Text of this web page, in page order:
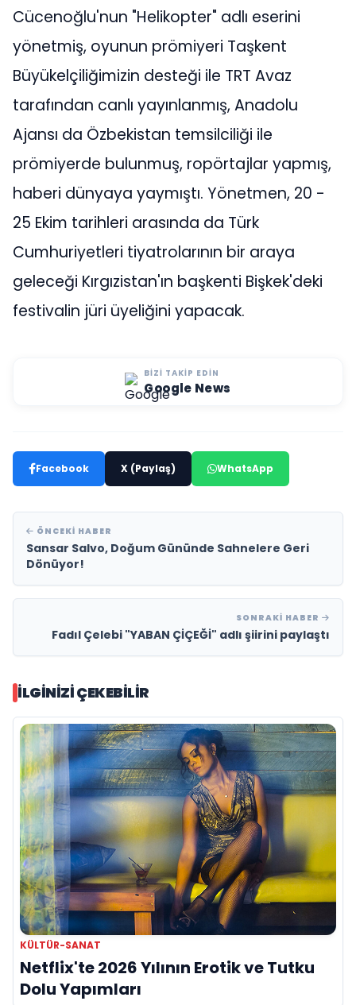
Cücenoğlu'nun "Helikopter" adlı eserini
yönetmiş, oyunun prömiyeri Taşkent
Büyükelçiliğimizin desteği ile TRT Avaz
tarafından canlı yayınlanmış, Anadolu
Ajansı da Özbekistan temsilciliği ile
prömiyerde bulunmuş, ropörtajlar yapmış,
haberi dünyaya yaymıştı. Yönetmen, 20 -
25 Ekim tarihleri arasında da Türk
Cumhuriyetleri tiyatrolarının bir araya
geleceği Kırgızistan'ın başkenti Bişkek'deki
festivalin jüri üyeliğini yapacak.
BIZI TAKIP EDIN
Google News
Facebook X (Paylaş) WhatsApp
ÖNCEKI HABER
Sansar Salvo, Doğum Gününde Sahnelere Geri
Dönüyor!
SONRAKI HABER
Fadıl Çelebi "YABAN ÇİÇEĞİ" adlı şiirini paylaştı
İLGINIZI ÇEKEBILIR
KÜLTÜR-SANAT
Netflix'te 2026 Yılının Erotik ve Tutku
Dolu Yapımları